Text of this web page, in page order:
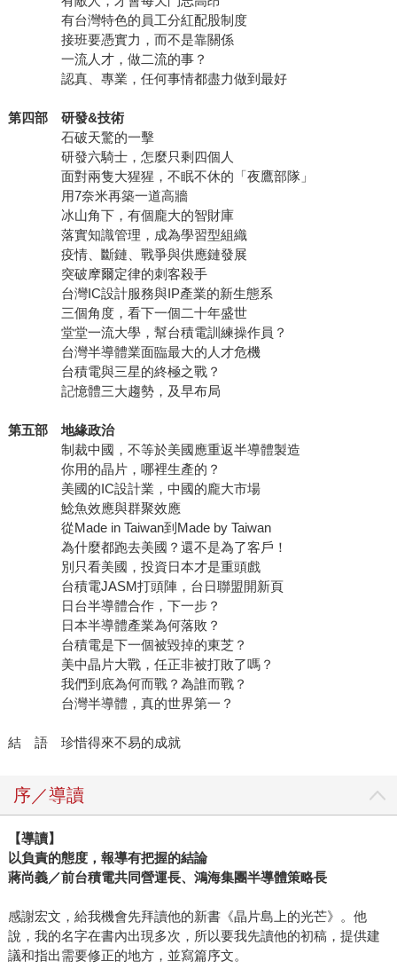
有台灣特色的員工分紅配股制度
接班要憑實力，而不是靠關係
一流人才，做二流的事？
認真、專業，任何事情都盡力做到最好
第四部 研發&技術
石破天驚的一擊
研發六騎士，怎麼只剩四個人
面對兩隻大猩猩，不眠不休的「夜鷹部隊」
用7奈米再築一道高牆
冰山角下，有個龐大的智財庫
落實知識管理，成為學習型組織
疫情、斷鏈、戰爭與供應鏈發展
突破摩爾定律的刺客殺手
台灣IC設計服務與IP產業的新生態系
三個角度，看下一個二十年盛世
堂堂一流大學，幫台積電訓練操作員？
台灣半導體業面臨最大的人才危機
台積電與三星的終極之戰？
記憶體三大趨勢，及早布局
第五部 地緣政治
制裁中國，不等於美國應重返半導體製造
你用的晶片，哪裡生產的？
美國的IC設計業，中國的龐大市場
鯰魚效應與群聚效應
從Made in Taiwan到Made by Taiwan
為什麼都跑去美國？還不是為了客戶！
別只看美國，投資日本才是重頭戲
台積電JASM打頭陣，台日聯盟開新頁
日台半導體合作，下一步？
日本半導體產業為何落敗？
台積電是下一個被毀掉的東芝？
美中晶片大戰，任正非被打敗了嗎？
我們到底為何而戰？為誰而戰？
台灣半導體，真的世界第一？
結 語 珍惜得來不易的成就
序／導讀
【導讀】
以負責的態度，報導有把握的結論
蔣尚義／前台積電共同營運長、鴻海集團半導體策略長
感謝宏文，給我機會先拜讀他的新書《晶片島上的光芒》。他
說，我的名字在書內出現多次，所以要我先讀他的初稿，提供建
議和指出需要修正的地方，並寫篇序文。